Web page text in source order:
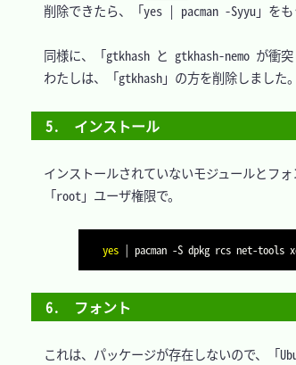
削除できたら、「yes | pacman -Syyu」をも
同様に、「gtkhash と gtkhash-nemo が衝突
わたしは、「gtkhash」の方を削除しました。
5.　インストール
インストールされていないモジュールとフォ
「root」ユーザ権限で。
yes | pacman -S
6.　フォント
これは、パッケージが存在しないので、「